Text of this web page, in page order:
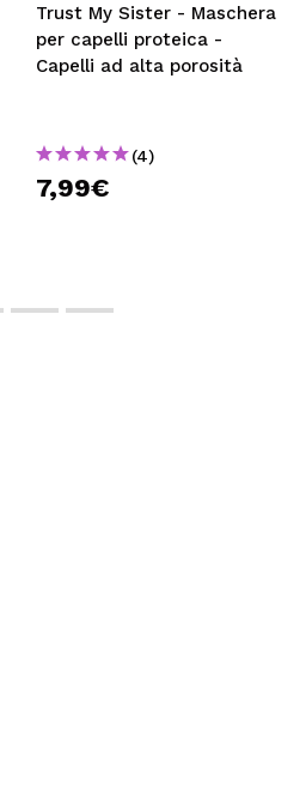
Trust My Sister - Maschera
per capelli proteica -
Capelli ad alta porosità
(4)
7,99€